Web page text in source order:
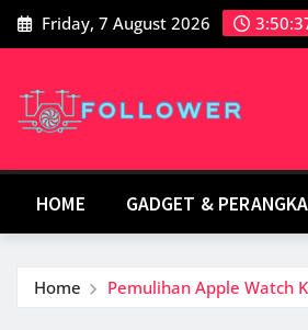
Skip
to
Friday, 7 August 2026
HOME GADGET &
Home Pemulihan Apple Watch